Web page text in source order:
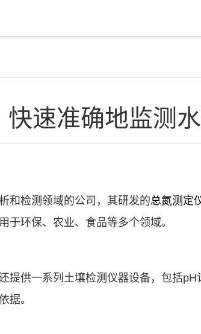
快速准确地监测
和检测领域的公司，其研发的总氮测定
于环保、农业、食品等多个领域。
提供一系列土壤检测仪器设备，包括
据。